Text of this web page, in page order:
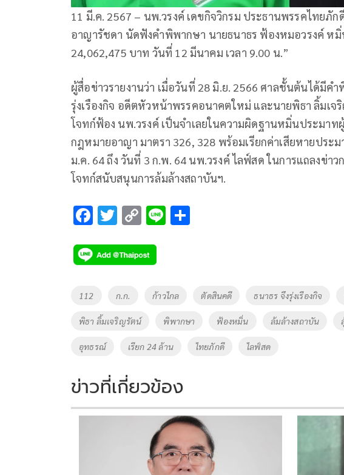
11 มี.ค. 2567 – นพ.วรงค์ เดขกิจวิกรม ประธานพรรคไทยภั
อาญารัชดา นัดฟังคำพิพากษา นายธนาธร ฟ้องหมอวรงค์ หมิ่
24,062,475 บาท วันที่ 12 มีนาคม เวลา 9.00 น.”
ผู้สื่อข่าวรายงานว่า เมื่อวันที่ 28 มิ.ย. 2566 ศาลชั้นต้นได้มีค
รุ่งเรืองกิจ อดีตหัวหน้าพรรคอนาคตใหม่ และนายพิธา ลิ้มเ
โจทก์ฟ้อง นพ.วรงค์ เป็นจำเลยในความผิดฐานหมิ่นประมา
กฎหมายอาญา มาตรา 326, 328 พร้อมเรียกค่าเสียหายปร
ม.ค. 64 ถึง วันที่ 3 ก.พ. 64 นพ.วรงค์ ไลฟ์สด ในการแถลงข่า
โจทก์สนับสนุนการล้มล้างสถาบันฯ.
F
e
b
o
o
k
T
tt
er
C
p
y
Li
n
Li
Tags
112 ก.ก. ก้าวไกล ตัดสินคดี ธนาธร จึงรุ่งเรืองกิจ
พิธา ลิ้มเจริญรัตน์ พิพากษา ฟ้องหมิ่น ล้มล้างสถาบัน
อุทธรณ์ เรียก 24 ล้าน ไทยภักดี ไลฟ์สด
ข่าวที่เกี่ยวข้อง